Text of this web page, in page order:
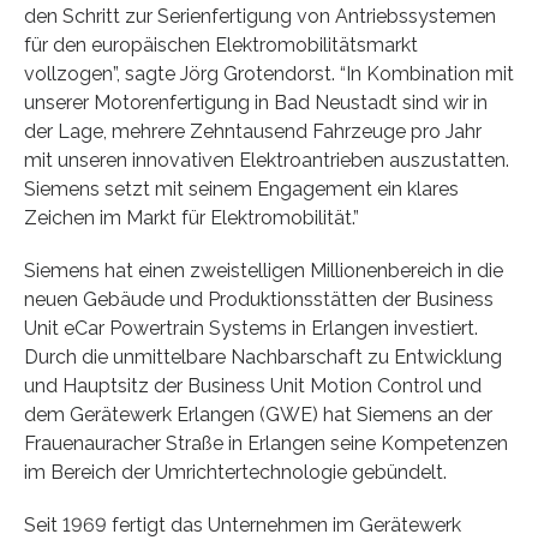
den Schritt zur Serienfertigung von Antriebssystemen
für den europäischen Elektromobilitätsmarkt
vollzogen”, sagte Jörg Grotendorst. “In Kombination mit
unserer Motorenfertigung in Bad Neustadt sind wir in
der Lage, mehrere Zehntausend Fahrzeuge pro Jahr
mit unseren innovativen Elektroantrieben auszustatten.
Siemens setzt mit seinem Engagement ein klares
Zeichen im Markt für Elektromobilität.”
Siemens hat einen zweistelligen Millionenbereich in die
neuen Gebäude und Produktionsstätten der Business
Unit eCar Powertrain Systems in Erlangen investiert.
Durch die unmittelbare Nachbarschaft zu Entwicklung
und Hauptsitz der Business Unit Motion Control und
dem Gerätewerk Erlangen (GWE) hat Siemens an der
Frauenauracher Straße in Erlangen seine Kompetenzen
im Bereich der Umrichtertechnologie gebündelt.
Seit 1969 fertigt das Unternehmen im Gerätewerk